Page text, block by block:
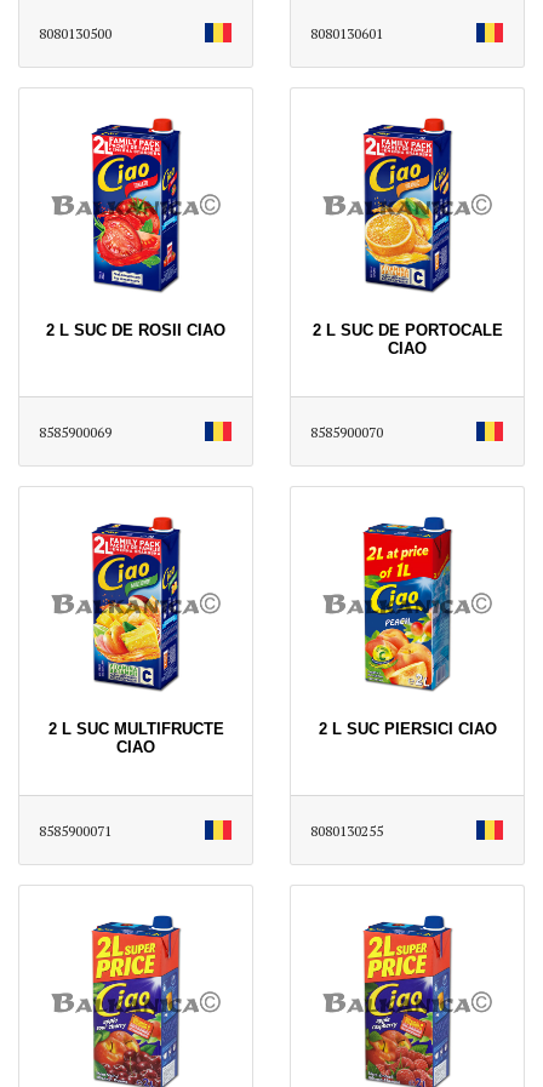
8080130500 8080130601
2 L SUC DE ROSII CIAO
8585900069
2 L SUC DE PORTOCALE
CIAO
8585900070
2 L SUC MULTIFRUCTE
CIAO
8585900071
2 L SUC PIERSICI CIAO
8080130255